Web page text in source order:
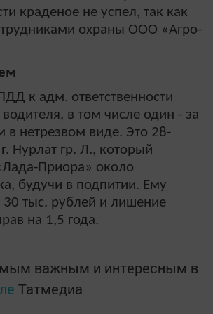
краденое не успел, так как
охраны ООО «Агро-
к адм. ответственности
в том числе один - за
в нетрезвом виде. Это 28-
Нурлат гр. Л., который
Приора» около
будучи в подпитии. Ему
30 тыс. рублей и лишение
на 1,5 года.
важным и интересным в
Татмедиа